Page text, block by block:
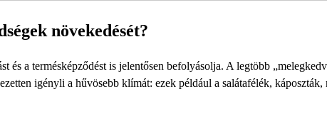
növekedését?
és a termésképződést is jelentősen befolyásolja. A legtöbb
igényli a hűvösebb klímát: ezek például a salátafélék, káposzták,